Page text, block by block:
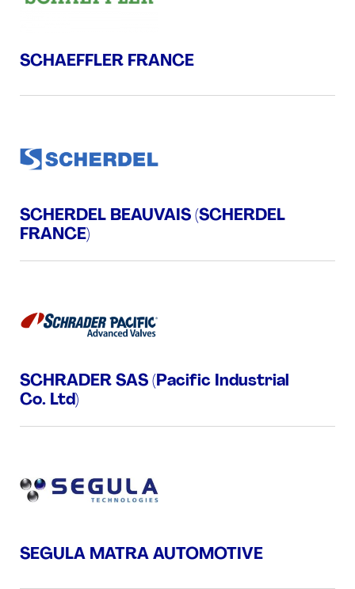
SCHAEFFLER FRANCE
SCHERDEL BEAUVAIS (SCHERDEL
FRANCE)
SCHRADER SAS (Pacific Industrial
Co. Ltd)
SEGULA MATRA AUTOMOTIVE